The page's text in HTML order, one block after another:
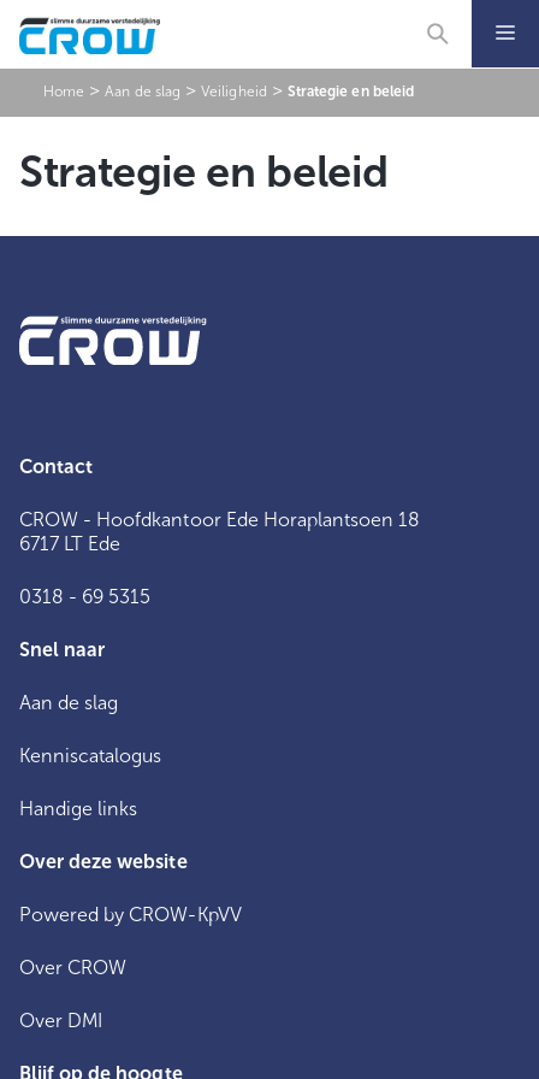
naar
de
inhoudHome >Aan de slag >Veiligheid > Strategie en beleid
Strategie en beleid
Contact
CROW - Hoofdkantoor Ede Horaplantsoen 18
6717 LT Ede
0318 - 69 5315
Snel naar
Aan de slag
Kenniscatalogus
Handige links
Over deze website
Powered by CROW-KpVV
Over CROW
Over DMI
Blijf op de hoogte